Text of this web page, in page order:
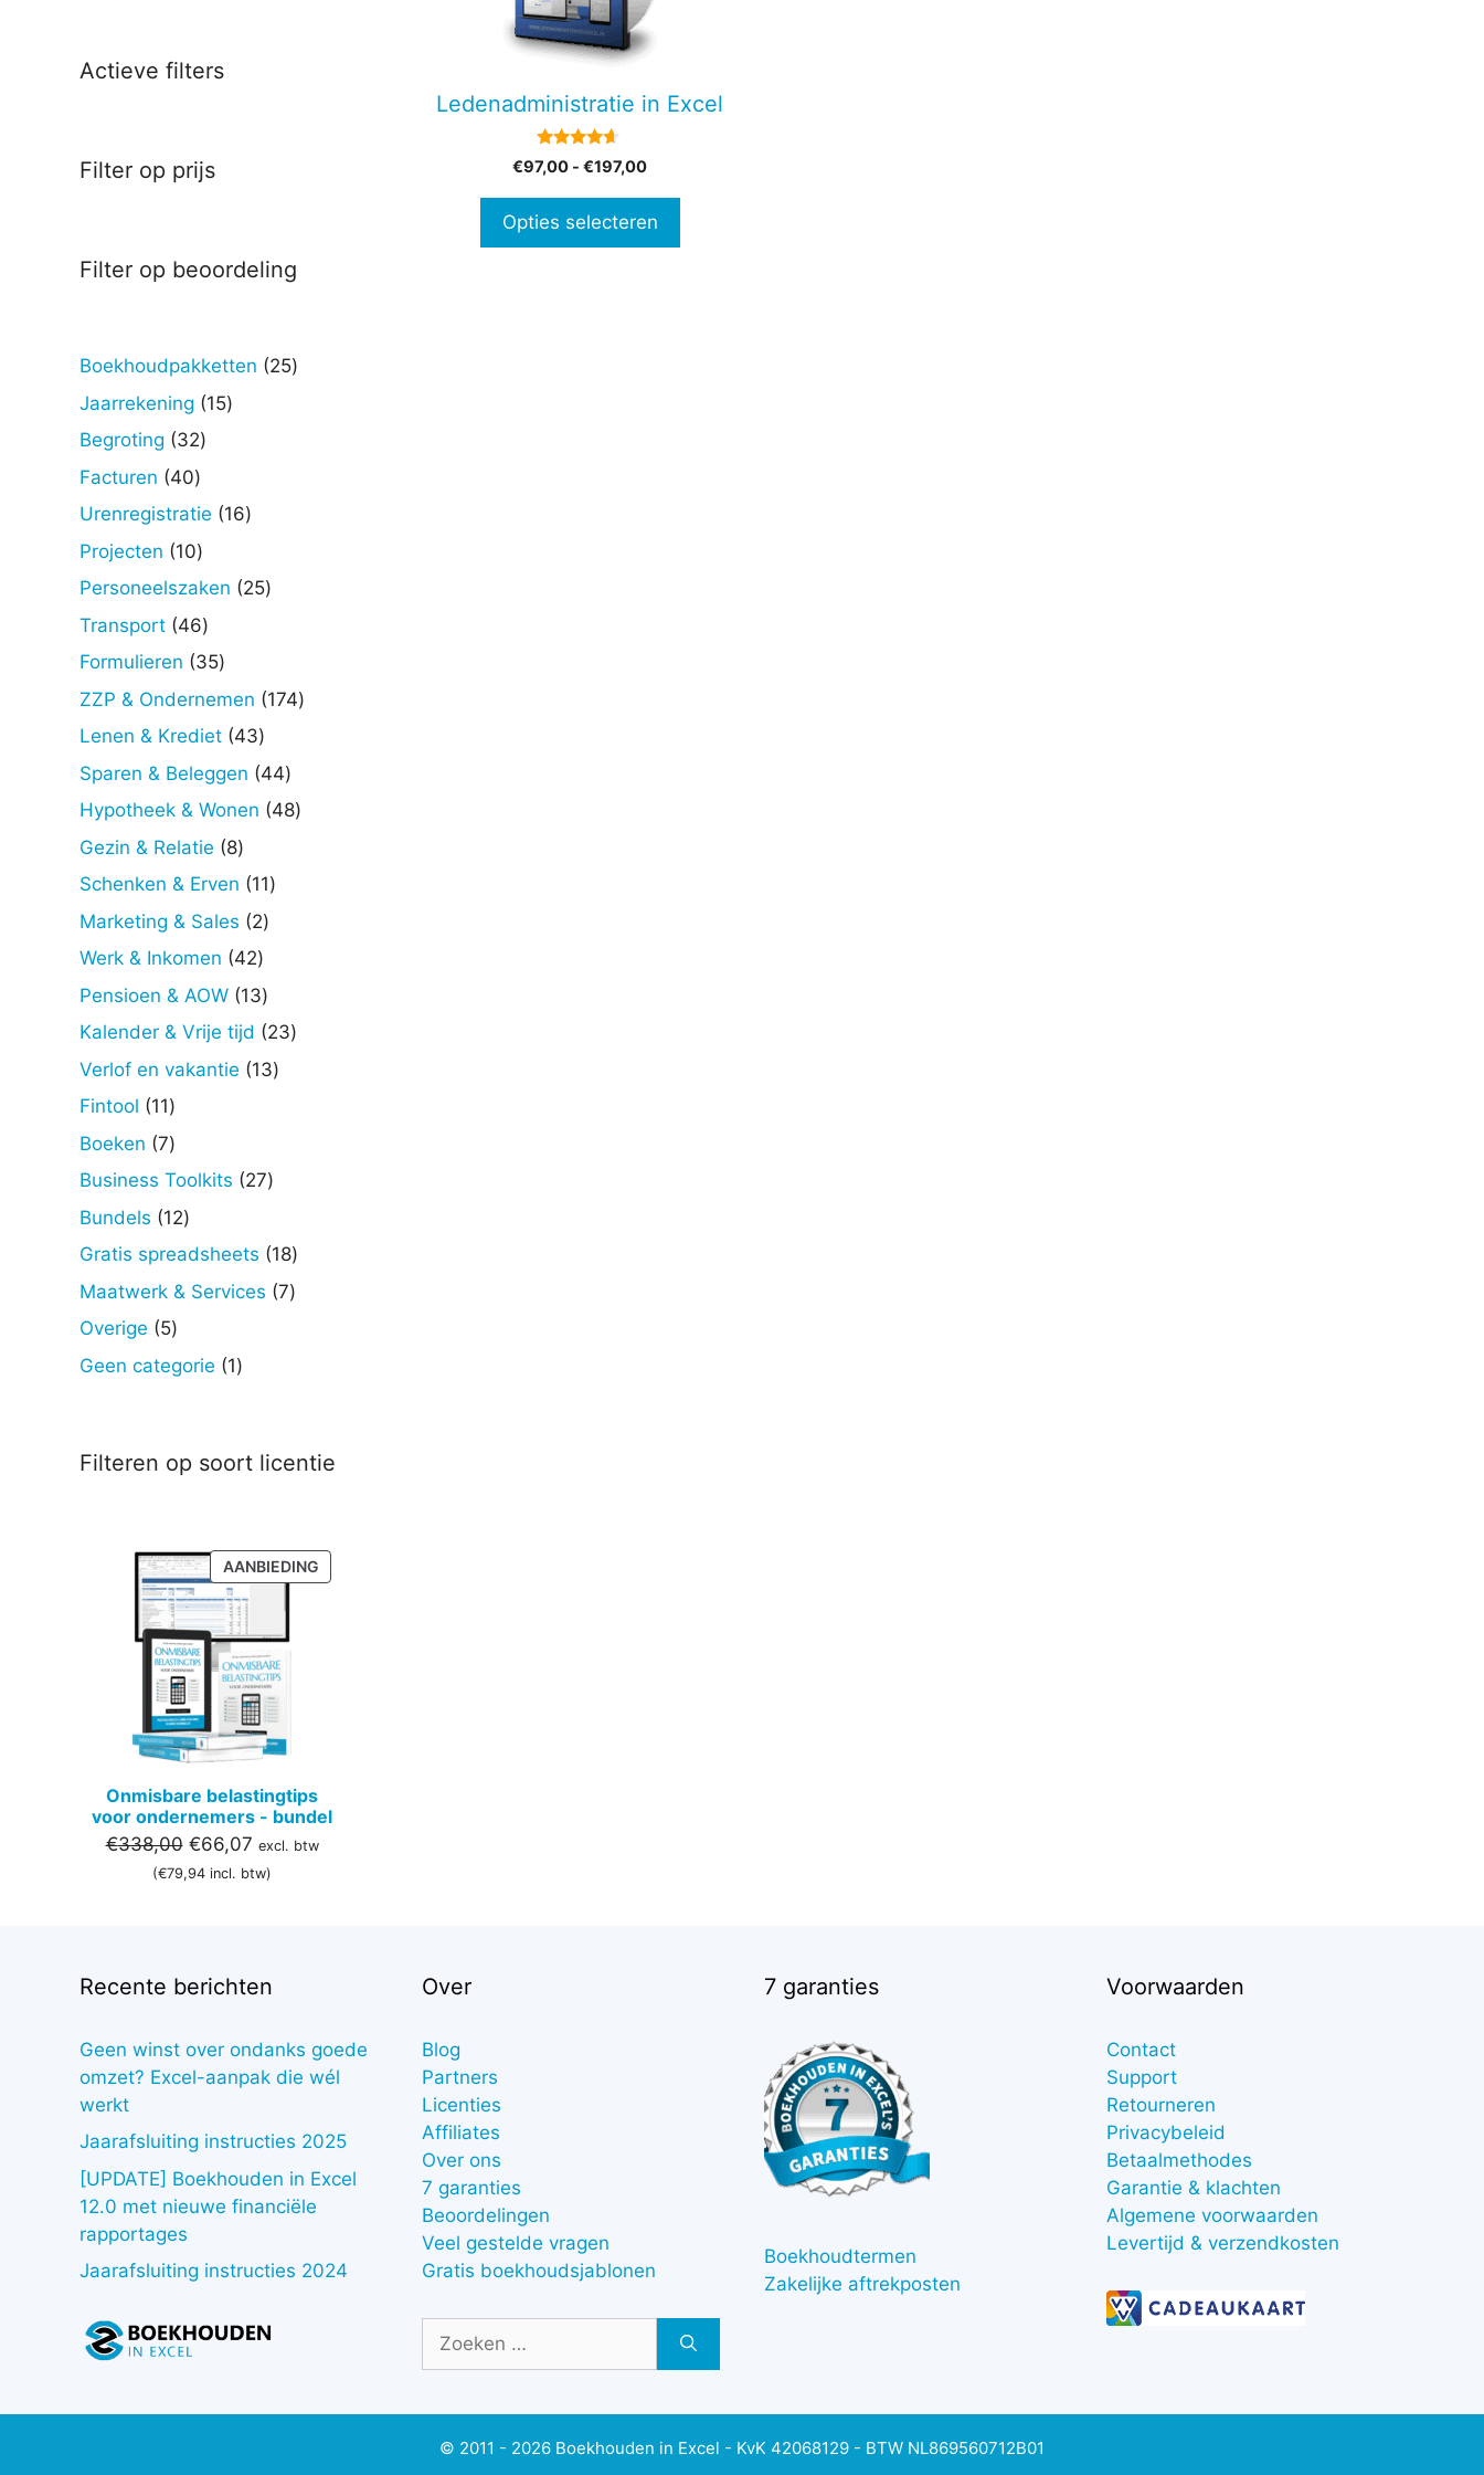
Ledenadministratie in Excel
4.45
van 5
€97,00 - €197,00Prijsklasse:
€197,00
Opties selecteren
worden
productpagina
Actieve filters
Filter op prijs
Filter op beoordeling
Boekhoudpakketten 2525
Jaarrekening 1515
Begroting 3232
Facturen 4040
producten
Urenregistratie 1616
Projecten 1010
producten
Personeelszaken 2525
Transport 4646
producten
Formulieren 3535
producten
ZZP & Ondernemen 174174
Lenen & Krediet 4343
producten
Sparen & Beleggen 4444
producten
Hypotheek & Wonen 4848
Gezin & Relatie 88
producten
Schenken & Erven 1111
Marketing & Sales 22
Werk & Inkomen 4242
producten
Pensioen & AOW 1313
producten
Kalender & Vrije tijd 2323
Verlof en vakantie 1313
Fintool 1111
producten
Boeken 77
producten
Business Toolkits 2727
Bundels 1212
producten
Gratis spreadsheets 1818
producten
Maatwerk & Services 77
Overige 55
producten
Geen categorie 11
Filteren op soort licentie
AANBIEDINGPRODUCT
IN
Onmisbare belastingtips
voor ondernemers - bundel
€338,00 Oorspronkelijke
prijs
€66,07Huidige
prijs
excl. btw
(€79,94 incl. btw)
Recente berichten
Geen winst over ondanks goede
omzet? Excel-aanpak die wél
werkt
Jaarafsluiting instructies 2025
[UPDATE] Boekhouden in Excel
12.0 met nieuwe financiële
rapportages
Jaarafsluiting instructies 2024
Over
Blog
Partners
Licenties
Affiliates
Over ons
7 garanties
Beoordelingen
Veel gestelde vragen
Gratis boekhoudsjablonen
naar:
7 garanties
Boekhoudtermen
Zakelijke aftrekposten
Voorwaarden
Contact
Support
Retourneren
Privacybeleid
Betaalmethodes
Garantie & klachten
Algemene voorwaarden
Levertijd & verzendkosten
© 2011 - 2026 Boekhouden in Excel - KvK 42068129 - BTW NL869560712B01